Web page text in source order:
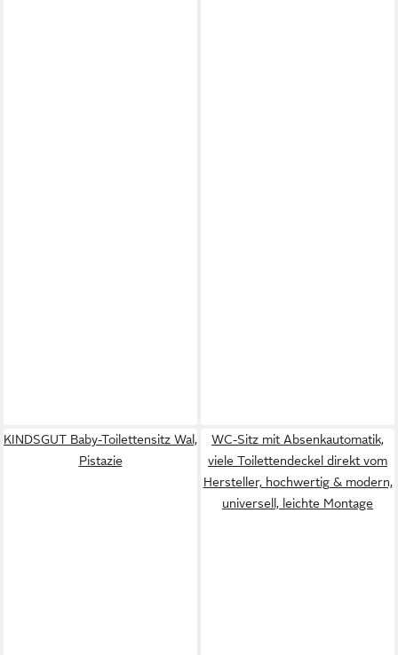
KINDSGUT Baby-Toilettensitz Wal,
Pistazie
WC-Sitz mit Absenkautomatik,
viele Toilettendeckel direkt vom
Hersteller, hochwertig & modern,
universell, leichte Montage